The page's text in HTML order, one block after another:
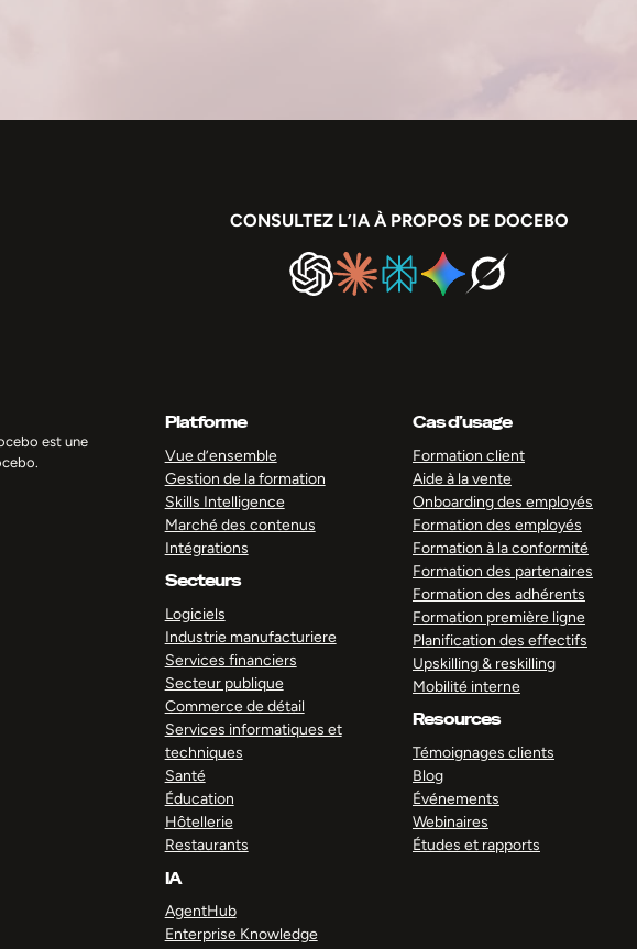
CONSULTEZ L’IA À PROPOS DE DOCEBO
est une
Platforme
Vue d’ensemble
Gestion de la formation
Skills Intelligence
Marché des contenus
Intégrations
Secteurs
Logiciels
Industrie manufacturiere
Services financiers
Secteur publique
Commerce de détail
Services informatiques et
techniques
Santé
Éducation
Hôtellerie
Restaurants
IA
AgentHub
Enterprise Knowledge
Cas d’usage
Formation client
Aide à la vente
Onboarding des employés
Formation des employés
Formation à la conformité
Formation des partenaires
Formation des adhérents
Formation première ligne
Planification des effectifs
Upskilling & reskilling
Mobilité interne
Resources
Témoignages clients
Blog
Événements
Webinaires
Études et rapports